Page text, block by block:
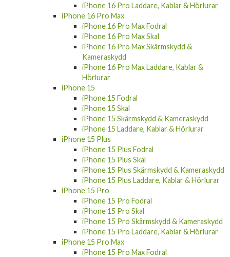
iPhone 16 Pro Max
iPhone 16 Pro Max Fodral
iPhone 16 Pro Max Skal
iPhone 16 Pro Max Skärmskydd &
Kameraskydd
iPhone 16 Pro Max Laddare, Kablar &
Hörlurar
iPhone 15
iPhone 15 Fodral
iPhone 15 Skal
iPhone 15 Skärmskydd & Kameraskydd
iPhone 15 Laddare, Kablar & Hörlurar
iPhone 15 Plus
iPhone 15 Plus Fodral
iPhone 15 Plus Skal
iPhone 15 Plus Skärmskydd & Kameraskydd
iPhone 15 Plus Laddare, Kablar & Hörlurar
iPhone 15 Pro
iPhone 15 Pro Fodral
iPhone 15 Pro Skal
iPhone 15 Pro Skärmskydd & Kameraskydd
iPhone 15 Pro Laddare, Kablar & Hörlurar
iPhone 15 Pro Max
iPhone 15 Pro Max Fodral
iPhone 15 Pro Max Skal